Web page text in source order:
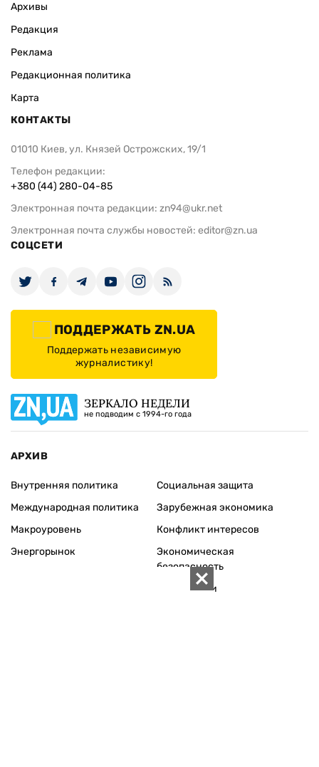
Архивы
Редакция
Реклама
Редакционная политика
Карта
КОНТАКТЫ
01010 Киев, ул. Князей Острожских, 19/1
Телефон редакции:
+380 (44) 280-04-85
Электронная почта редакции: zn94@ukr.net
Электронная почта службы новостей: editor@zn.ua
СОЦСЕТИ
ПОДДЕРЖАТЬ ZN.UA
Поддержать независимую
журналистику!
ЗЕРКАЛО НЕДЕЛИ
не подводим с 1994-го года
АРХИВ
Внутренняя политика
Международная политика
Макроуровень
Энергорынок
Социальная защита
Зарубежная экономика
Конфликт интересов
Экономическая
безопасность
Персоналии